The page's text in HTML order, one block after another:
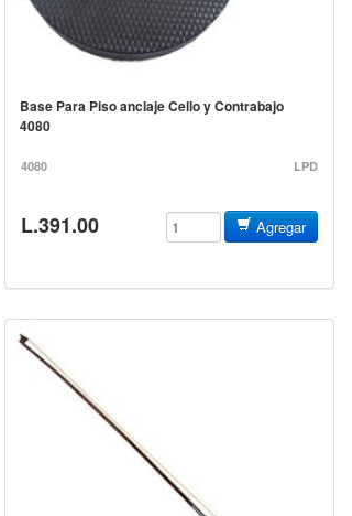
Base Para Piso anclaje Cello y Contrabajo
4080
4080 LPD
L.391.00 Agregar